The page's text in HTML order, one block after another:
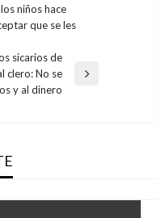
niños hace
que se les
sicarios de
clero: No se
y al dinero